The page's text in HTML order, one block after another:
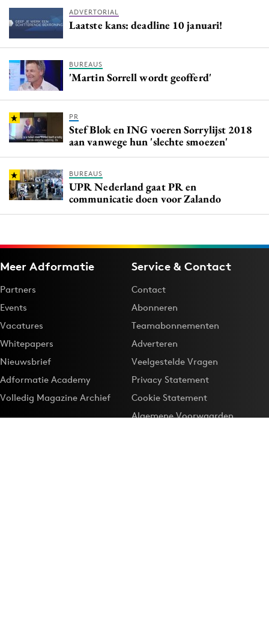
ADVERTORIAL
Laatste kans: deadline 10 januari!
BUREAUS
'Martin Sorrell wordt geofferd'
PR
Stef Blok en ING voeren Sorrylijst 2018
aan vanwege hun 'slechte smoezen'
BUREAUS
UPR Nederland gaat PR en
communicatie doen voor Zalando
Meer Adformatie
Partners
Events
Vacatures
Whitepapers
Nieuwsbrief
Adformatie Academy
Volledig Magazine Archief
Service & Contact
Contact
Abonneren
Teamabonnementen
Adverteren
Veelgestelde Vragen
Privacy Statement
Cookie Statement
Algemene Voorwaarden